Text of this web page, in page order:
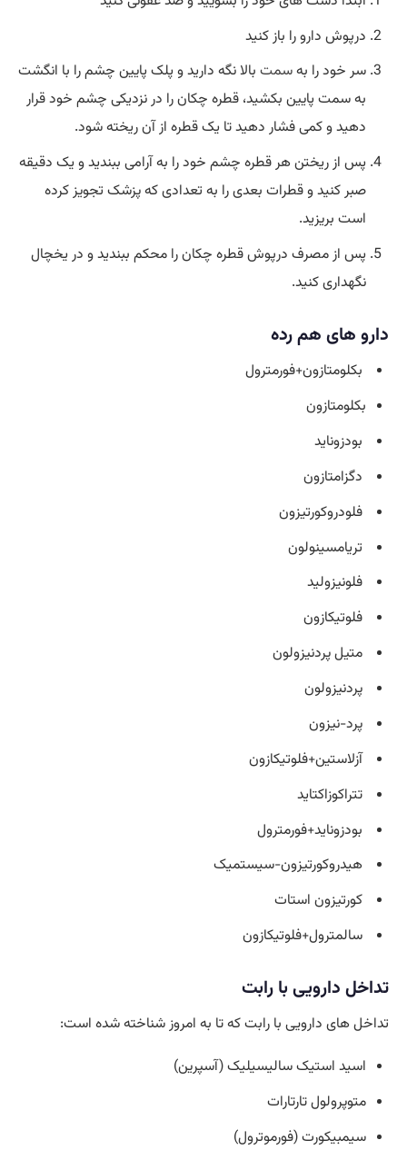
درپوش دارو را باز کنید
سر خود را بهسمت بالا نگه دارید و پلک پایین چشم را با انگشت
به سمت پایین بکشید، قطره چکان را در نزدیکی چشم خود قرار
دهید و کمی فشار دهید تا یک قطره از آن ریخته شود.
پس از ریختن هر قطره چشم خود را به آرامی ببندید و یک دقیقه
صبر کنید و قطرات بعدی را به تعدادی که پزشک تجویز کرده
است بریزید.
پس از مصرف درپوش قطره چکان را محکم ببندید و در یخچال
نگهداری کنید.
دارو های هم رده
بکلومتازون+فورمترول
بکلومتازون
بودزوناید
دگزامتازون
فلودروکورتیزون
تریامسینولون
فلونیزولید
فلوتیکازون
متیل پردنیزولون
پردنیزولون
پرد-نیزون
آزلاستین+فلوتیکازون
تتراکوزاکتاید
بودزوناید+فورمترول
هیدروکورتیزون-سیستمیک
کورتیزون استات
سالمترول+فلوتیکازون
تداخل دارویی با رابت
تداخل های دارویی با رابت که تا به امروز شناخته شده است:
اسید استیک سالیسیلیک (آسپرین)
متوپرولول تارتارات
سیمبیکورت (فورموترول)